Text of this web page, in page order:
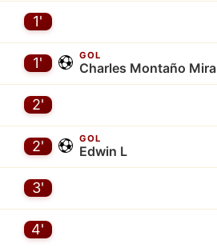
1'
1' GOL
Charles Montaño
2'
2' GOL
Edwin L
3'
4'